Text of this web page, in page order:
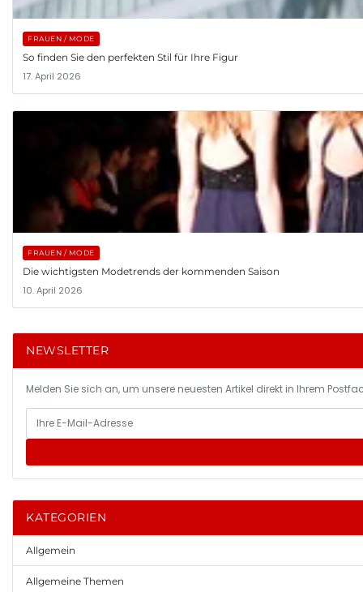
FRAUEN / MODE
So finden Sie den perfekten Stil für Ihre Figur
17. April 2026
FRAUEN / MODE
Die wichtigsten Modetrends der kommenden Saison
10. April 2026
NEWSLETTER
Melden Sie sich an, um unsere neuesten Artikel direkt in Ihrem
KATEGORIEN
Allgemein
Allgemeine Themen